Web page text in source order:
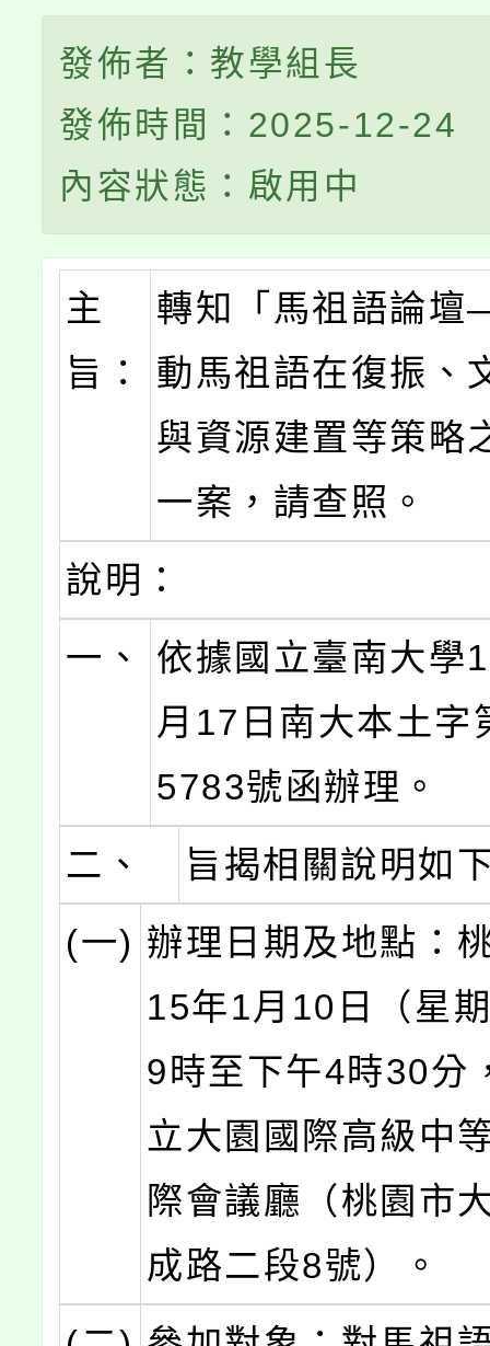
發佈者：教學組長
發佈時間：2025-12-24
內容狀態：啟用中
主
旨：
轉知「馬祖語論
動馬祖語在復振、
與資源建置等策略
一案，請查照。
說明：
一、
依據國立臺南大學
月17日南大本土字
5783號函辦理。
二、
旨揭相關說明如
(一) 辦理日期及地點：
15年1月10日（星
9時至下午4時30分
立大園國際高級中
際會議廳（桃園市
成路二段8號）。